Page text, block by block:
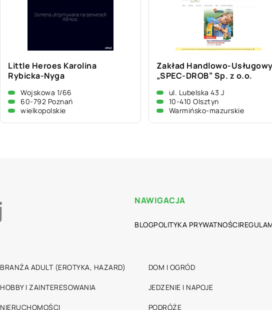
Little Heroes Karolina
Rybicka-Nyga
Wojskowa 1/66
60-792 Poznań
wielkopolskie
Zakład Handlowo-Usługowy
„SPEC-DROB” Sp. z o.o.
ul. Lubelska 43 J
10-410 Olsztyn
Warmińsko-mazurskie
NAWIGACJA
BLOGPOLITYKA PRYWATNOŚCI
BRANŻA ADULT (EROTYKA, HAZARD) DOM I OGRÓD
HOBBY I ZAINTERESOWANIA JEDZENIE I NAPOJE
NIERUCHOMOŚCI PODRÓŻE